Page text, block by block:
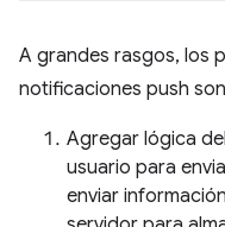
A grandes rasgos, los
notificaciones push
Agregar lógica
usuario para
enviar